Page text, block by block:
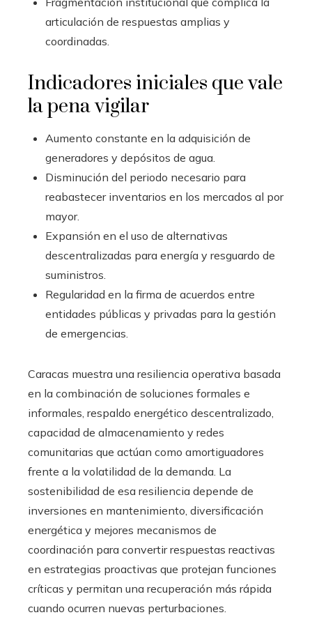
articulación de respuestas amplias y
coordinadas.
Indicadores iniciales que vale
la pena vigilar
Aumento constante en la adquisición de
generadores y depósitos de agua.
Disminución del periodo necesario para
reabastecer inventarios en los mercados al por
mayor.
Expansión en el uso de alternativas
descentralizadas para energía y resguardo de
suministros.
Regularidad en la firma de acuerdos entre
entidades públicas y privadas para la gestión
de emergencias.
Caracas muestra una resiliencia operativa basada
en la combinación de soluciones formales e
informales, respaldo energético descentralizado,
capacidad de almacenamiento y redes
comunitarias que actúan como amortiguadores
frente a la volatilidad de la demanda. La
sostenibilidad de esa resiliencia depende de
inversiones en mantenimiento, diversificación
energética y mejores mecanismos de
coordinación para convertir respuestas reactivas
en estrategias proactivas que protejan funciones
críticas y permitan una recuperación más rápida
cuando ocurren nuevas perturbaciones.